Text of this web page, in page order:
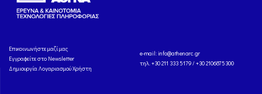
Eπικοινωνήστε μαζί μας
Εγγραφείτε στο Newsletter
Δημιουργία Λογαριασμού Χρήστη
e-mail: info@athenarc.gr
τηλ. +30 211 333 5179 / +30 2106875300